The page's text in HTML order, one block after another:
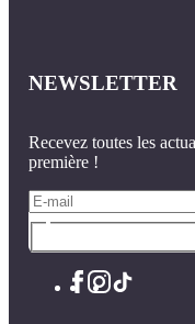
NEWSLETTER
Recevez toutes les
première !